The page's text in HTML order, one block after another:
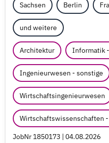
Sachsen Berlin
und weitere
Architektur Informatik
Ingenieurwesen - sonstige
Wirtschaftsingenieurwesen
Wirtschaftswissenschaften
JobNr 1850173 | 04.08.2026